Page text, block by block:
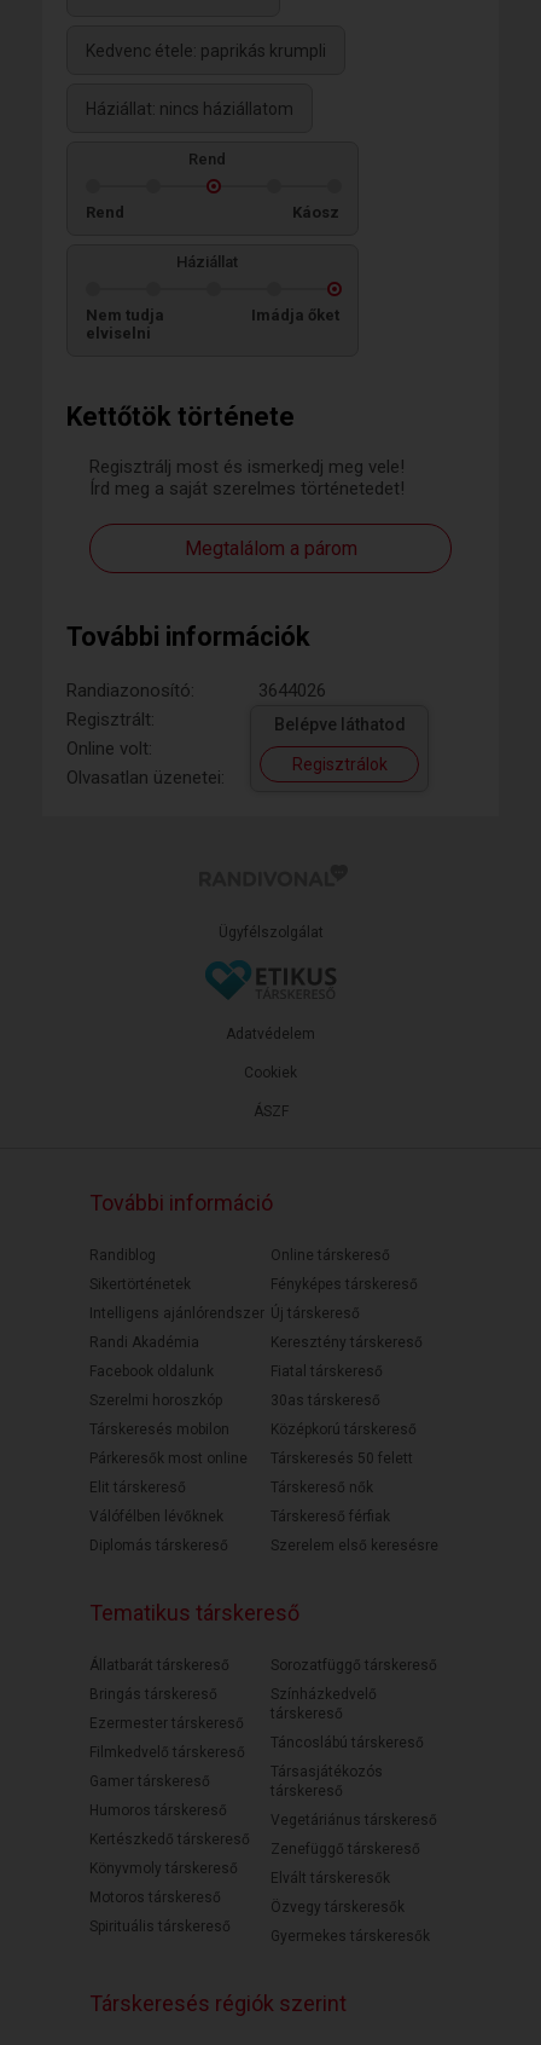
Kettőtök története
Regisztrálj most és ismerkedj meg vele!
Írd meg a saját szerelmes történetedet!
Megtalálom a párom
További információk
Randiazonosító:
3644026
Regisztrált:
Online volt:
Olvasatlan üzenetei:
Belépve láthatod
Regisztrálok
Kedvenc étele: paprikás krumpli
Háziállat: nincs háziállatom
Rend
Rend Káosz
Háziállat
Nem tudja
elviselni
Imádja őket
Ügyfélszolgálat
ÁSZF
Adatvédelem
Cookiek
További információ
Randiblog
Sikertörténetek
Intelligens ajánlórendszer
Randi Akadémia
Facebook oldalunk
Szerelmi horoszkóp
Társkeresés mobilon
Párkeresők most online
Elit társkereső
Válófélben lévőknek
Diplomás társkereső
Online társkereső
Fényképes társkereső
Új társkereső
Keresztény társkereső
Fiatal társkereső
30as társkereső
Középkorú társkereső
Társkeresés 50 felett
Társkereső nők
Társkereső férfiak
Szerelem első keresésre
Tematikus társkereső
Állatbarát társkereső
Bringás társkereső
Ezermester társkereső
Filmkedvelő társkereső
Gamer társkereső
Humoros társkereső
Kertészkedő társkereső
Könyvmoly társkereső
Motoros társkereső
Spirituális társkereső
Sorozatfüggő társkereső
Színházkedvelő
társkereső
Táncoslábú társkereső
Társasjátékozós
társkereső
Vegetáriánus társkereső
Zenefüggő társkereső
Elvált társkeresők
Özvegy társkeresők
Gyermekes társkeresők
Társkeresés régiók szerint